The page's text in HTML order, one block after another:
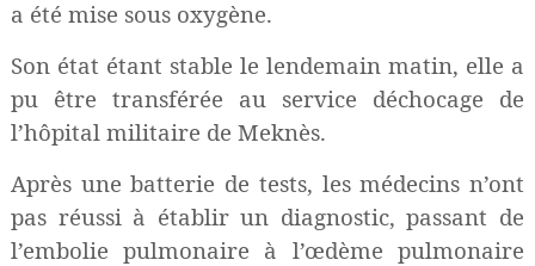
a été mise sous oxygène.
Son état étant stable le lendemain matin, elle a
pu être transférée au service déchocage de
l’hôpital militaire de Meknès.
Après une batterie de tests, les médecins n’ont
pas réussi à établir un diagnostic, passant de
l’embolie pulmonaire à l’œdème pulmonaire